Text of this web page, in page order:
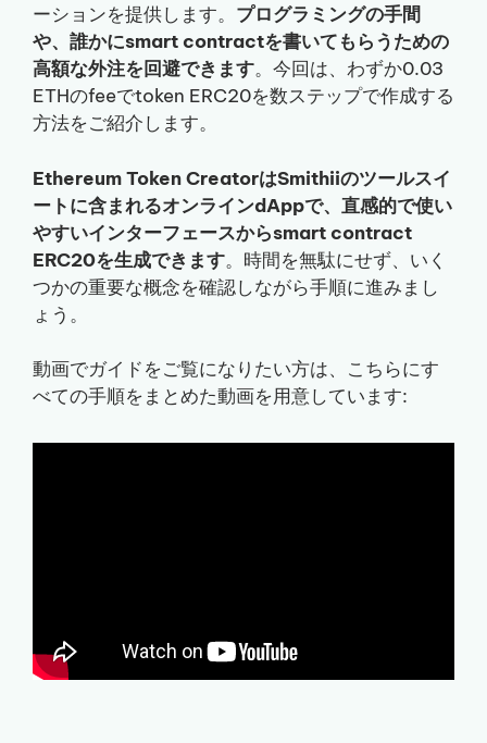
ーションを提供します。 プログラミングの手間
や、誰かにsmart contractを書いてもらうための
高額な外注を回避できます。今回は、わずか0.03
ETHのfeeでtoken ERC20を数ステップで作成する
方法をご紹介します。
Ethereum Token CreatorはSmithiiのツールスイ
ートに含まれるオンラインdAppで、直感的で使い
やすいインターフェースからsmart contract
ERC20を生成できます。時間を無駄にせず、いく
つかの重要な概念を確認しながら手順に進みまし
ょう。
動画でガイドをご覧になりたい方は、こちらにす
べての手順をまとめた動画を用意しています: